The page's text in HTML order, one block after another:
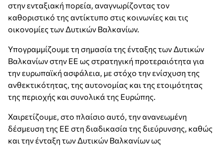
στην ενταξιακή πορεία, αναγνωρίζοντας τον
καθοριστικό της αντίκτυπο στις κοινωνίες και τις
οικονομίες των Δυτικών Βαλκανίων.
Υπογραμμίζουμε τη σημασία της ένταξης των Δυτικών
Βαλκανίων στην ΕΕ ως στρατηγική προτεραιότητα για
την ευρωπαϊκή ασφάλεια, με στόχο την ενίσχυση της
ανθεκτικότητας, της αυτονομίας και της ετοιμότητας
της περιοχής και συνολικά της Ευρώπης.
Χαιρετίζουμε, στο πλαίσιο αυτό, την ανανεωμένη
δέσμευση της ΕΕ στη διαδικασία της διεύρυνσης, καθώς
και την ένταξη των Δυτικών Βαλκανίων ως